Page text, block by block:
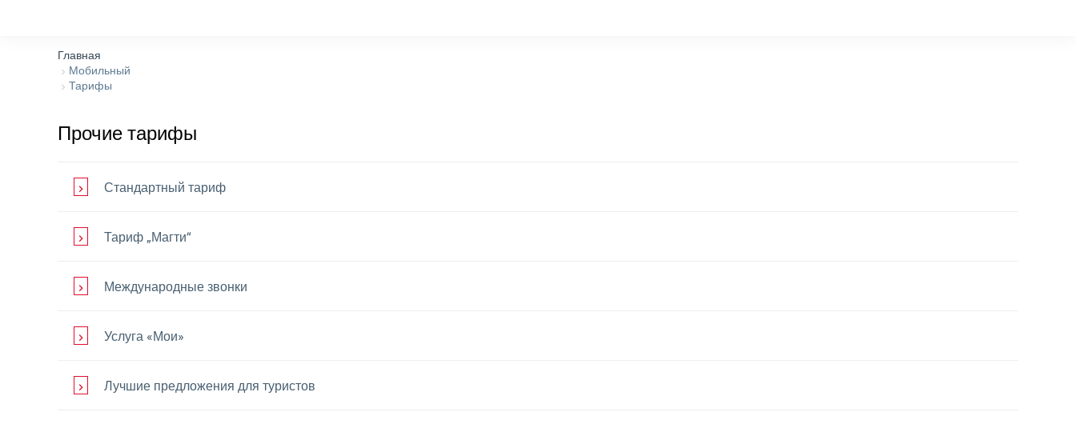
Главная
Мобильный
Тарифы
Прочие тарифы
Стандартный тариф
Тариф „Магти“
Международные звонки
Услуга «Мои»
Лучшие предложения для туристов